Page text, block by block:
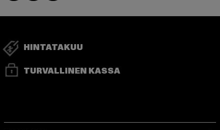
HINTATAKUU
TURVALLINEN KASSA